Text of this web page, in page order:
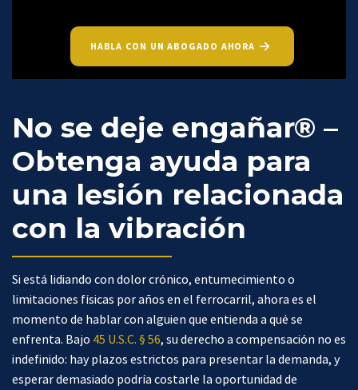
HABLA CON UN ABOGADO AHORA
No se deje engañar® –
Obtenga ayuda para
una lesión relacionada
con la vibración
Si está lidiando con dolor crónico, entumecimiento o
limitaciones físicas por años en el ferrocarril, ahora es el
momento de hablar con alguien que entienda a qué se
enfrenta. Bajo 45 U.S.C. § 56, su derecho a compensación no es
indefinido: hay plazos estrictos para presentar la demanda, y
esperar demasiado podría costarle la oportunidad de